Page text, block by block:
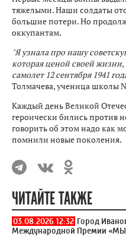
тяжелыми. Наши солдаты
большие потери. Но
оккупантам.
"Я узнала про нашу
которая ценой своей
самолет 12 сентября 1941
Толмачева, ученица школы
Каждый день Великой
героически бились против
говорить об этом надо как
помнили новые поколения.
ЧИТАЙТЕ ТАКЖЕ
03.08.2026 12:32 Город
Международной Премии